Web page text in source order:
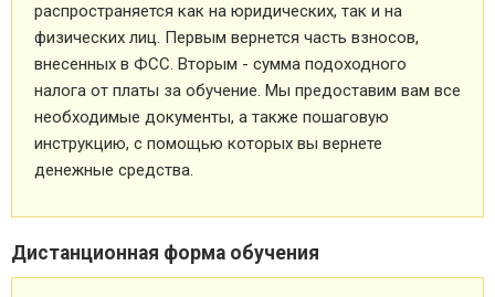
распространяется как на юридических, так и на
физических лиц. Первым вернется часть взносов,
внесенных в ФСС. Вторым - сумма подоходного
налога от платы за обучение. Мы предоставим вам все
необходимые документы, а также пошаговую
инструкцию, с помощью которых вы вернете
денежные средства.
Дистанционная форма обучения